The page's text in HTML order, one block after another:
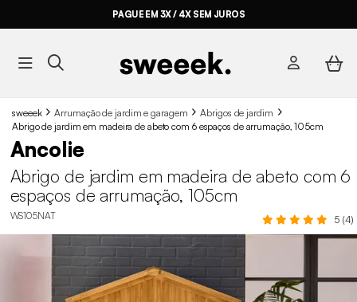
PAGUE EM 3X / 4X SEM JUROS
sweeek Arrumação de jardim e garagem
Abrigos de jardim
Abrigo de jardim em madeira de abeto com 6 espaços de arrumação, 105cm
Ancolie
Abrigo de jardim em madeira de abeto com 6
espaços de arrumação, 105cm
WS105NAT 5 (4)